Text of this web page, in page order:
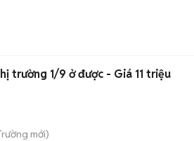
trường 1/9 ở được - Giá 11 triệu
mới)